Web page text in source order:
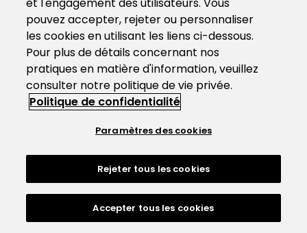
pouvez accepter, rejeter ou personnaliser
les cookies en utilisant les liens ci-dessous.
Pour plus de détails concernant nos
pratiques en matière d'information, veuillez
consulter notre politique de vie privée.
Politique de confidentialité
Paramètres des cookies
Rejeter tous les cookies
Accepter tous les cookies